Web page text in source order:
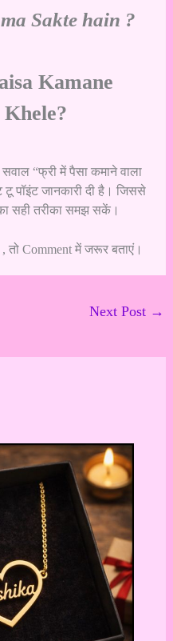
Sakte hain ?
Kamane
“फ्री में पैसा कमाने वाला
पॉइंट जानकारी दी है। जिससे
सही तरीका समझ सकें।
तो Comment में जरूर बताएं।
Next Post →